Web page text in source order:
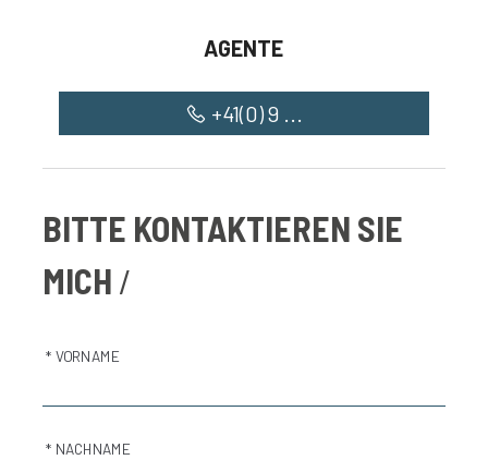
AGENTE
+41(0) 9 ...
BITTE KONTAKTIEREN SIE
MICH
* VORNAME
* NACHNAME